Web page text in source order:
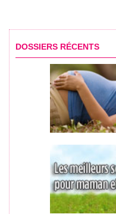
DOSSIERS RÉCENTS